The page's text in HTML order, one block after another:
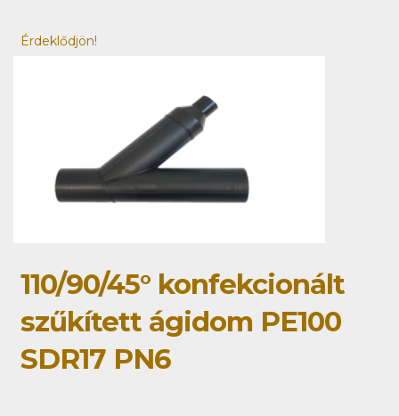
Érdeklődjön!
110/90/45° konfekcionált
szűkített ágidom PE100
SDR17 PN6